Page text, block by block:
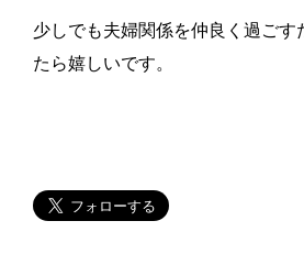
少しでも夫婦関係を仲良く過ごす
たら嬉しいです。